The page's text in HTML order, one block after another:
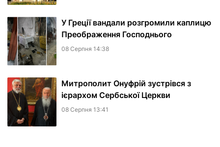
У Греції вандали розгромили каплицю
Преображення Господнього
08 Серпня 14:38
Митрополит Онуфрій зустрівся з
ієрархом Сербської Церкви
08 Серпня 13:41